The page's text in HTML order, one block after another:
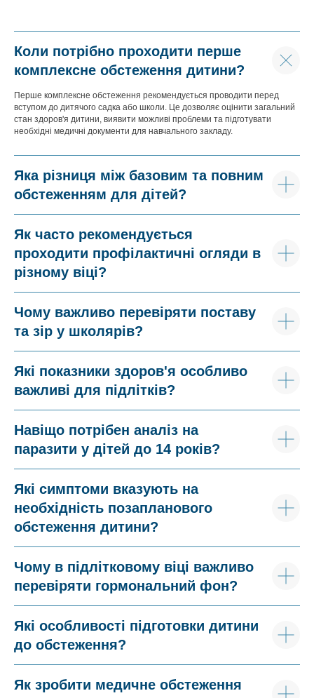
Коли потрібно проходити перше
комплексне обстеження дитини?
Перше комплексне обстеження рекомендується проводити перед
вступом до дитячого садка або школи. Це дозволяє оцінити загальний
стан здоров'я дитини, виявити можливі проблеми та підготувати
необхідні медичні документи для навчального закладу.
Яка різниця між базовим та повним
обстеженням для дітей?
Як часто рекомендується
проходити профілактичні огляди в
різному віці?
Чому важливо перевіряти поставу
та зір у школярів?
Які показники здоров'я особливо
важливі для підлітків?
Навіщо потрібен аналіз на
паразити у дітей до 14 років?
Які симптоми вказують на
необхідність позапланового
обстеження дитини?
Чому в підлітковому віці важливо
перевіряти гормональний фон?
Які особливості підготовки дитини
до обстеження?
Як зробити медичне обстеження